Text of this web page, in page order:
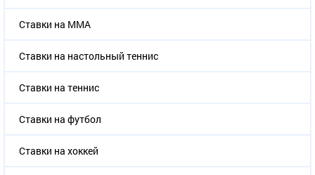
Ставки на ММА
Ставки на настольный теннис
Ставки на теннис
Ставки на футбол
Ставки на хоккей